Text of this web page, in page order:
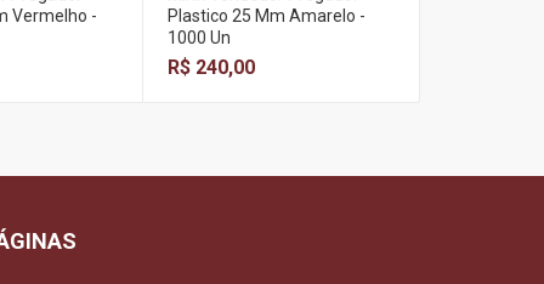
Vermelho -
Plastico 25 Mm Amarelo -
1000 Un
R$ 240,00